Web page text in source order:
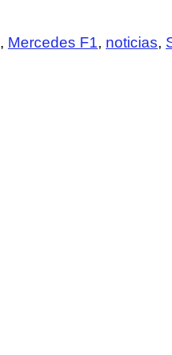
, Mercedes F1, noticias,